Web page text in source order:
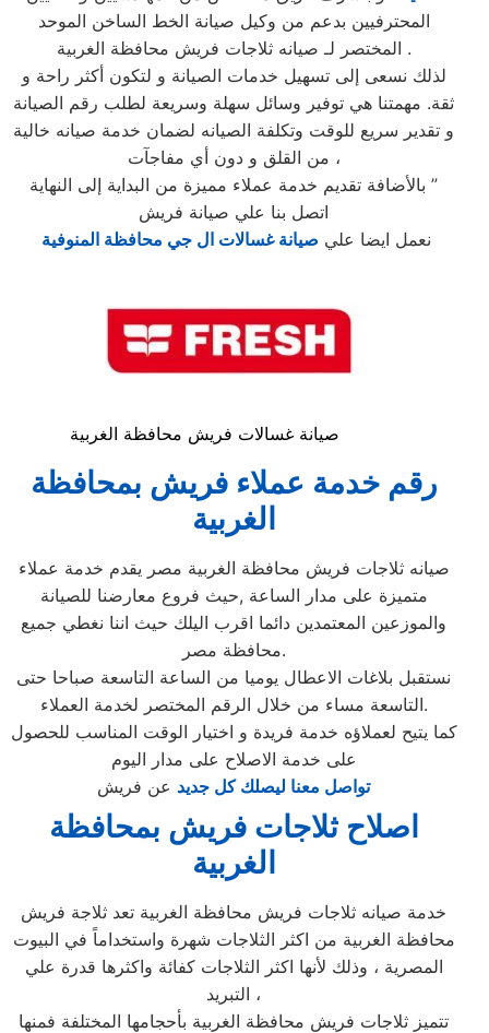
المحترفيين بدعم من وكيل صيانة الخط الساخن الموحد
المختصر لـ صيانه ثلاجات فريش محافظة الغربية .
لذلك نسعى إلى تسهيل خدمات الصيانة و لتكون أكثر راحة و
ثقة. مهمتنا هي توفير وسائل سهلة وسريعة لطلب رقم الصيانة
و تقدير سريع للوقت وتكلفة الصيانه لضمان خدمة صيانه خالية
من القلق و دون أي مفاجآت ،
بالأضافة تقديم خدمة عملاء مميزة من البداية إلى النهاية ”
اتصل بنا علي صيانة فريش
نعمل ايضا علي صيانة غسالات ال جي محافظة المنوفية
صيانة غسالات فريش محافظة الغربية
رقم خدمة عملاء فريش بمحافظة
الغربية
صيانه ثلاجات فريش محافظة الغربية مصر يقدم خدمة عملاء
متميزة على مدار الساعة ,حيث فروع معارضنا للصيانة
والموزعين المعتمدين دائما اقرب اليلك حيث اننا نغطي جميع
محافظة مصر.
نستقبل بلاغات الاعطال يوميا من الساعة التاسعة صباحا حتى
التاسعة مساء من خلال الرقم المختصر لخدمة العملاء.
كما يتيح لعملاؤه خدمة فريدة و اختيار الوقت المناسب للحصول
على خدمة الاصلاح على مدار اليوم
تواصل معنا ليصلك كل جديد عن فريش
اصلاح ثلاجات فريش بمحافظة
الغربية
خدمة صيانه ثلاجات فريش محافظة الغربية تعد ثلاجة فريش
محافظة الغربية من اكثر الثلاجات شهرة واستخداماً في البيوت
المصرية ، وذلك لأنها اكثر الثلاجات كفائة واكثرها قدرة علي
التبريد ،
تتميز ثلاجات فريش محافظة الغربية بأحجامها المختلفة فمنها